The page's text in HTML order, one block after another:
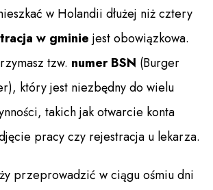
w Holandii dłużej niż cztery
w gminie jest obowiązkowa.
tzw. numer BSN (Burger
który jest niezbędny do wielu
takich jak otwarcie konta
pracy czy rejestracja u lekarza.
przeprowadzić w ciągu ośmiu dni